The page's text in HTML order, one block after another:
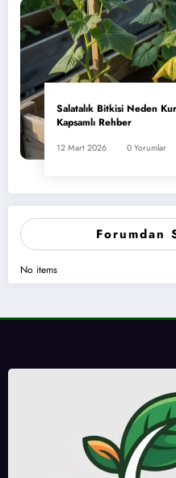
Salatalık Bitkisi Neden
Kapsamlı Rehber
12 Mart 2026 0 Yorumlar
Forumdan
No items